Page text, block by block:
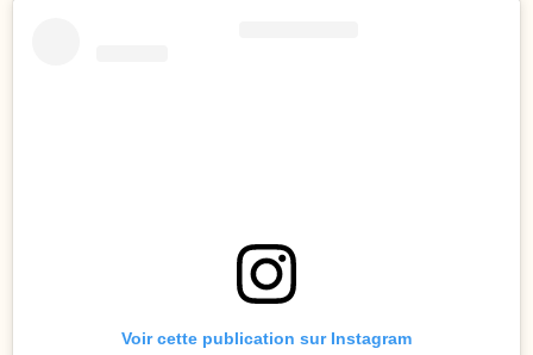
Voir cette publication sur Instagram